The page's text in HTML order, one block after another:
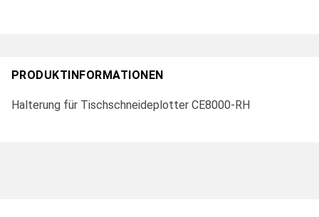
PRODUKTINFORMATIONEN
Halterung für Tischschneideplotter CE8000-RH